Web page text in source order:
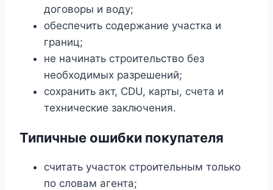
договоры и воду;
обеспечить содержание участка и
границ;
не начинать строительство без
необходимых разрешений;
сохранить акт, CDU, карты, счета и
технические заключения.
Типичные ошибки покупателя
считать участок строительным только
по словам агента;